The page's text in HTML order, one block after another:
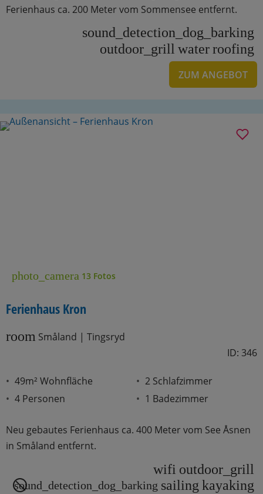
Ferienhaus ca. 200 Meter vom Sommensee entfernt.
sound_detection_dog_barking
outdoor_grill waterroofing
ZUM ANGEBOT
photo_camera 13 Fotos
Ferienhaus Kron
room Småland | Tingsryd
ID: 346
49m² Wohnfläche
4 Personen
2 Schlafzimmer
1 Badezimmer
Neu gebautes Ferienhaus ca. 400 Meter vom See Åsnen
in Småland entfernt.
wifi outdoor_grill
sound_detection_dog_barking sailing kayaking